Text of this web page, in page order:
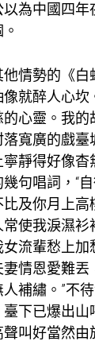
以為中國四
情勢的《
就醉人心坎
心靈。我
落寬廣的戲
靜得好像
句唱詞，“
及你月上
使我淚濕
流輩愁上
情恩愛難丟
補繡。”不
下已爆出
叫好當然